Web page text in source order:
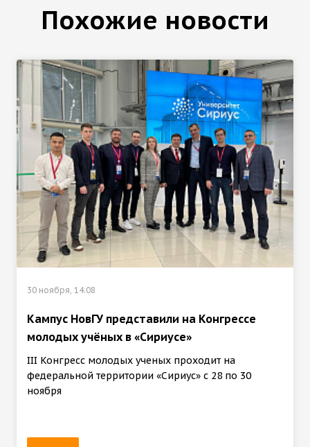
Похожие новости
30 ноября, 14:08
Кампус НовГУ представили на Конгрессе
молодых учёных в «Сириусе»
III Конгресс молодых ученых проходит на
федеральной территории «Сириус» с 28 по 30
ноября